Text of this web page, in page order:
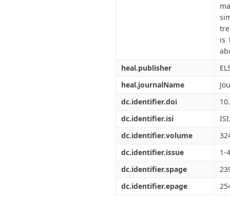
is
heal.publisher
heal.journalName
dc.identifier.doi
dc.identifier.isi
dc.identifier.volume
dc.identifier.issue
1-4
dc.identifier.spage
dc.identifier.epage